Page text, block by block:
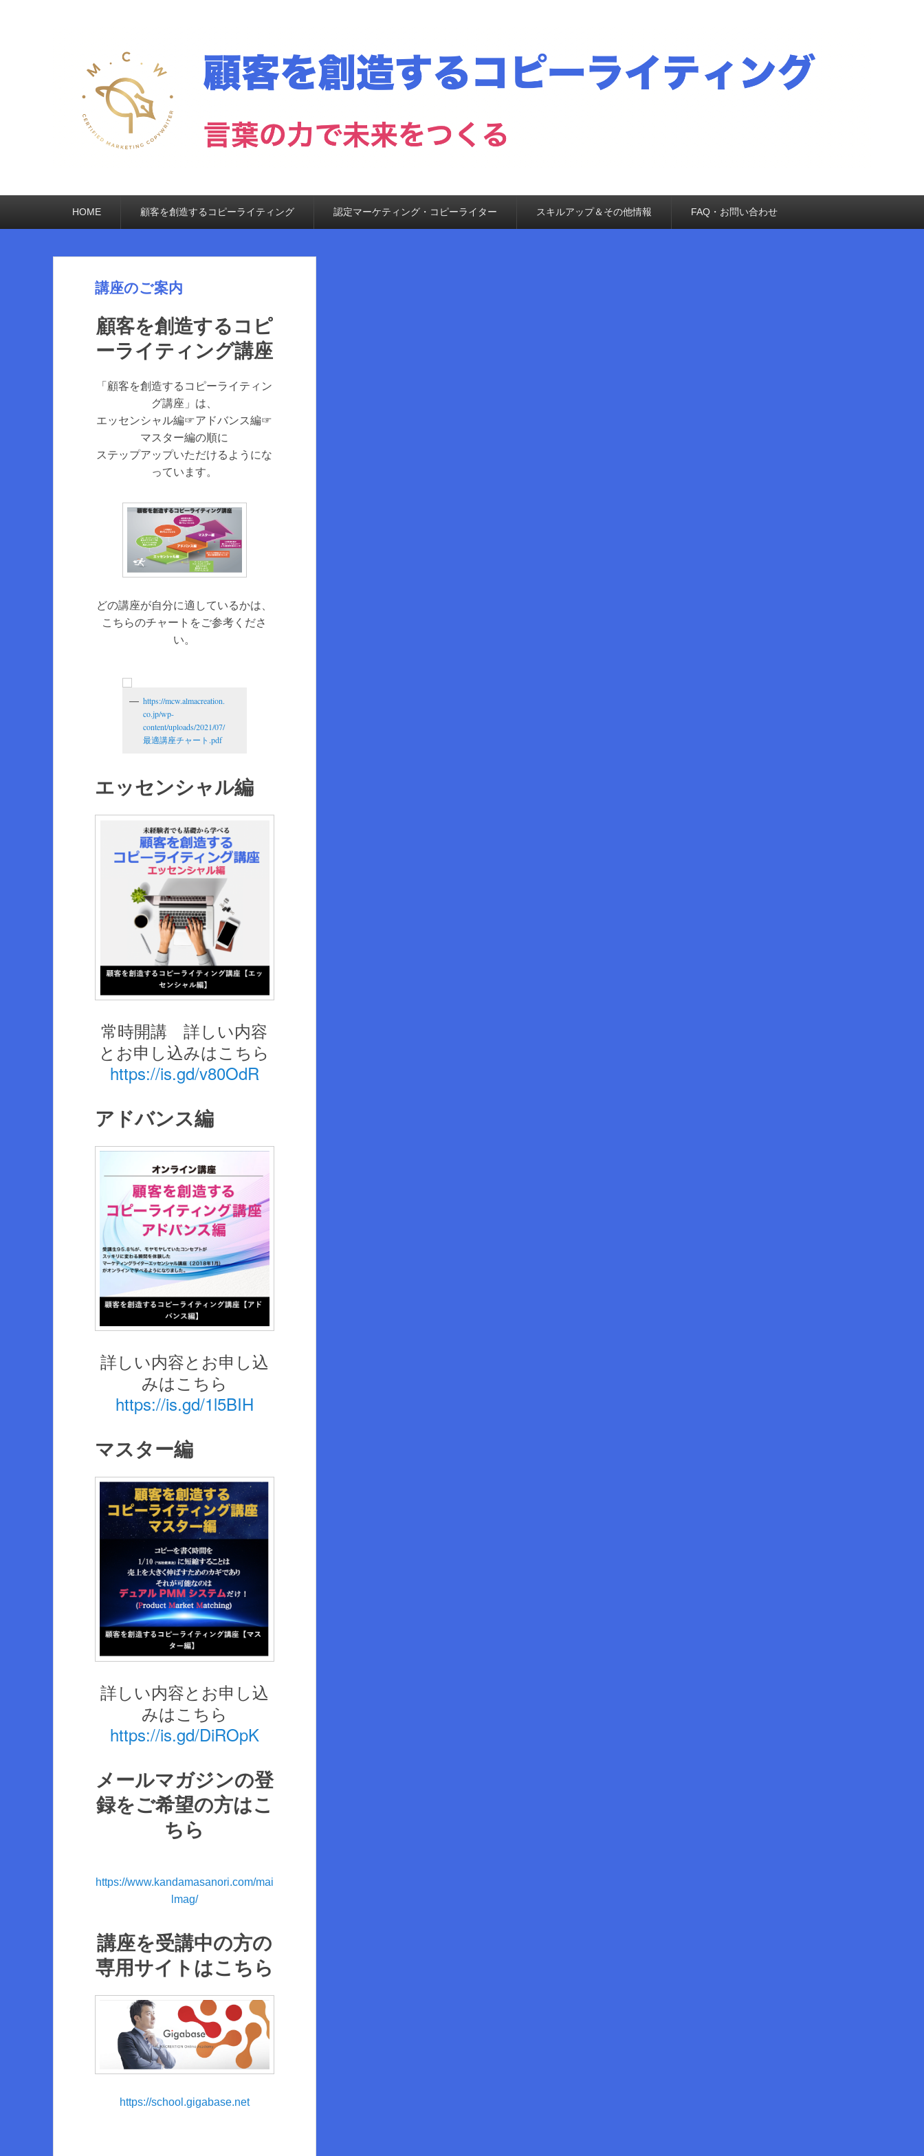
ン
HOME 顧客を創造するコピーライティング 認定マーケティング・コピーライター スキルアップ＆その他情報 FAQ・お問い合わせ
講座のご案内
顧客を創造するコピ
ーライティング講座
「顧客を創造するコピーライティン
グ講座」は、
エッセンシャル編☞アドバンス編☞
マスター編の順に
ステップアップいただけるようにな
っています。
どの講座が自分に適しているかは、
こちらのチャートをご参考くださ
い。
https://mcw.almacreation.
co.jp/wp-
content/uploads/2021/07/
最適講座チャート.pdf
エッセンシャル編
常時開講 詳しい内容
とお申し込みはこちら
https://is.gd/v80OdR
アドバンス編
詳しい内容とお申し込
みはこちら
https://is.gd/1l5BIH
マスター編
詳しい内容とお申し込
みはこちら
https://is.gd/DiROpK
メールマガジンの登
録をご希望の方はこ
ちら
https://www.kandamasanori.com/mai
lmag/
講座を受講中の方の
専用サイトはこちら
https://school.gigabase.net